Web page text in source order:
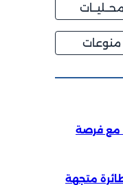
منوعات
مع فرصة
متجهة